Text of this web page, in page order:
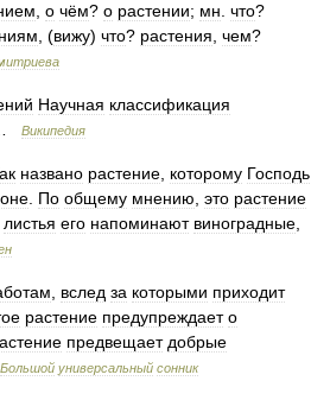
о чём? о растении; мн что?
, (вижу) что? растения чем?
Научная классификация
Википедия
названо растение которому Господь
По общему мнению это растение
листья его напоминают виноградные
вслед за которыми приходит
растение предупреждает о
предвещает добрые
Большой универсальный сонник